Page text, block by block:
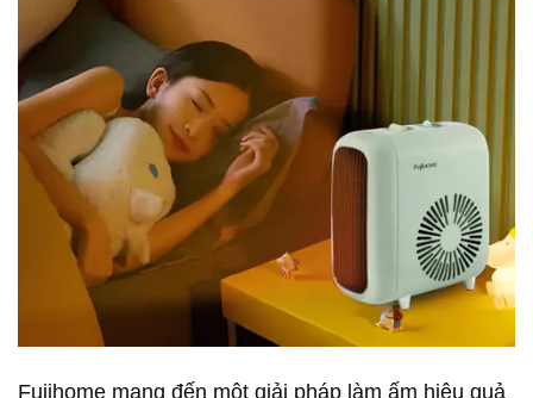
Fujihome mang đến một giải pháp làm ấm hiệu quả